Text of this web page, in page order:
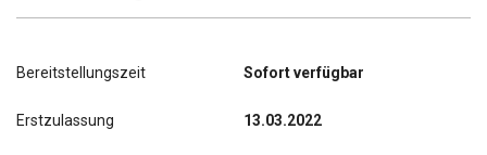
Bereitstellungszeit Sofort verfügbar
Erstzulassung 13.03.2022